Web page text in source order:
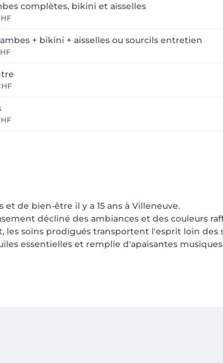
complètes, bikini et aisselles
+ bikini + aisselles ou sourcils entretien
de bien-être il y a 15 ans à Villeneuve.
décliné des ambiances et des couleurs
soins prodigués transportent l'esprit loin des
essentielles et remplie d'apaisantes